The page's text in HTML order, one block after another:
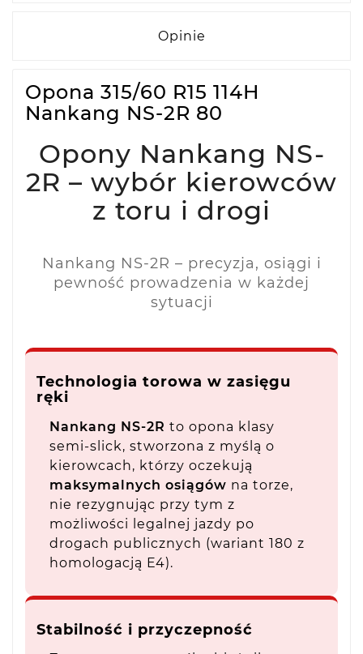
Opinie
Opona 315/60 R15 114H
Nankang NS-2R 80
Opony Nankang NS-
2R – wybór kierowców
z toru i drogi
Nankang NS-2R – precyzja, osiągi i
pewność prowadzenia w każdej
sytuacji
Technologia torowa w zasięgu
ręki
Nankang NS-2R to opona klasy
semi-slick, stworzona z myślą o
kierowcach, którzy oczekują
maksymalnych osiągów na torze,
nie rezygnując przy tym z
możliwości legalnej jazdy po
drogach publicznych (wariant 180 z
homologacją E4).
Stabilność i przyczepność